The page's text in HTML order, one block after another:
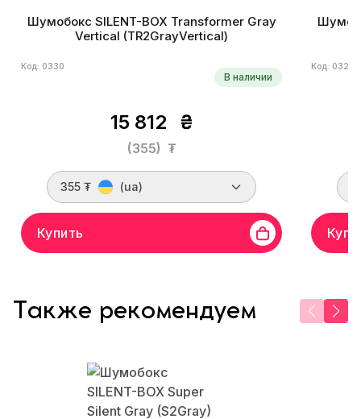
Шумобокс SILENT-BOX Transformer Gray
Vertical (TR2GrayVertical)
Код: 0330
В наличии
15 812 ₴
(355) ₮
355 ₮ (ua)
Купить
Код: 0324
Также рекомендуем